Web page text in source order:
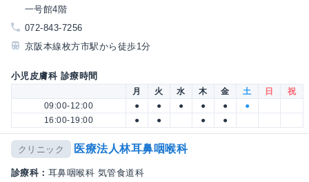
一号館4階
072-843-7256
京阪本線枚方市駅から徒歩1分
小児皮膚科 診療時間
月 火 水 木 金 土 日
祝
09:00-12:00
● ● ● ● ●
●
16:00-19:00
● ● ● ●
クリニック 医療法人林耳鼻咽喉科
診療科： 耳鼻咽喉科 気管食道科